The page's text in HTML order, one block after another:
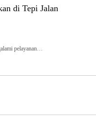
di Tepi Jalan
pelayanan…